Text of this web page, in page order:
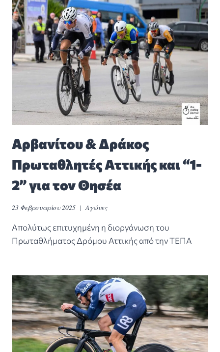
Αρβανίτου & Δράκος
Πρωταθλητές Αττικής και “1-
2” για τον Θησέα
23 Φεβρουαρίου 2025 Αγώνες
Απολύτως επιτυχημένη η διοργάνωση του
Πρωταθλήματος Δρόμου Αττικής από την ΤΕΠΑ